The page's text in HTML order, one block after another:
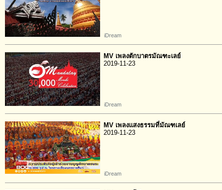
iDream
MV เพลงตักบาตรมัณฑะเลย์
2019-11-23
iDream
MV เพลงแสงธรรมที่มัณฑเลย์
2019-11-23
iDream